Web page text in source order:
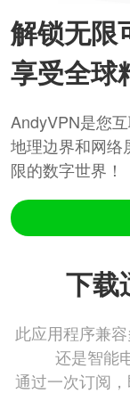
解锁无限
享受全球
AndyVPN是您
地理边界和网络
限的数字世界！
下载
此应用程序兼
还是智能
通过一次订阅